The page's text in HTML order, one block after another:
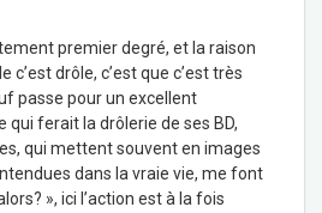
premier degré, et la raison
c’est drôle, c’est que c’est très
passe pour un excellent
qui ferait la drôlerie de ses BD,
qui mettent souvent en images
dans la vraie vie, me font
», ici l’action est à la fois